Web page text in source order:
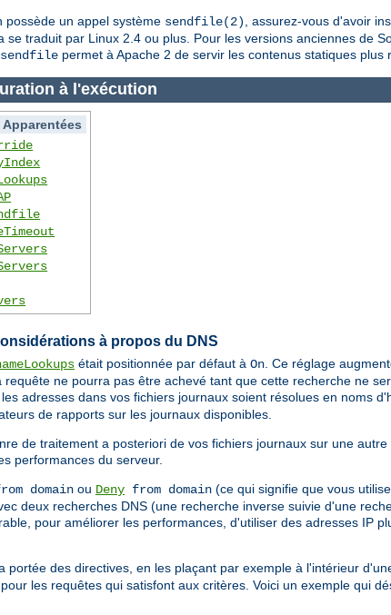
possède un appel système sendfile(2)
, assurez-vous d'avoir
se traduit par Linux 2.4 ou plus. Pour les versions anciennes de
sendfile permet à Apache 2 de servir les contenus statiques
à l'exécution
à propos du DNS
était positionnée par défaut à On. Ce réglage
ne pourra pas être achevé tant que cette recherche ne
adresses dans vos fichiers journaux soient résolues en noms
de rapports sur les journaux disponibles.
de traitement a posteriori de vos fichiers journaux sur une
performances du serveur.
domain ou Deny from domain (ce qui signifie que vous
deux recherches DNS (une recherche inverse suivie d'une
pour améliorer les performances, d'utiliser des adresses IP
portée des directives, en les plaçant par exemple à l'intérieur
les requêtes qui satisfont aux critères. Voici un exemple qui